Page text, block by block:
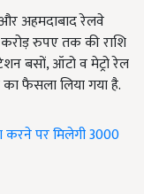
अहमदाबाद रेलवे
रुपए तक की राशि
बसों, ऑटो व मेट्रो रेल
फैसला लिया गया है.
करने पर मिलेगी 3000